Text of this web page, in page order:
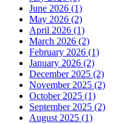
June 2026 (1)
May 2026 (2)
April 2026 (1)
March 2026 (2)
February 2026 (1)
January 2026 (2)
December 2025 (2)
November 2025 (2)
October 2025 (1)
September 2025 (2)
August 2025 (1)